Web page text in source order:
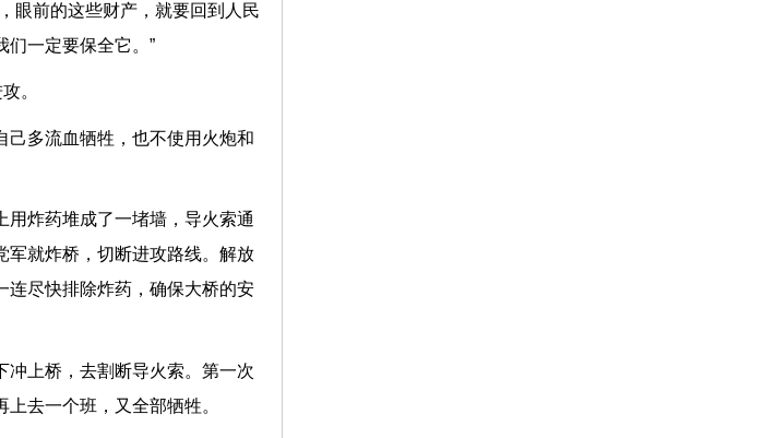
眼前的这些财产，就要回到人民
一定要保全它。”
。
己多流血牺牲，也不使用火炮和
炸药堆成了一堵墙，导火索通
军就炸桥，切断进攻路线。解放
连尽快排除炸药，确保大桥的安
冲上桥，去割断导火索。第一次
去一个班，又全部牺牲。